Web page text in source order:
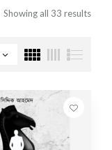
Showing all 33 results